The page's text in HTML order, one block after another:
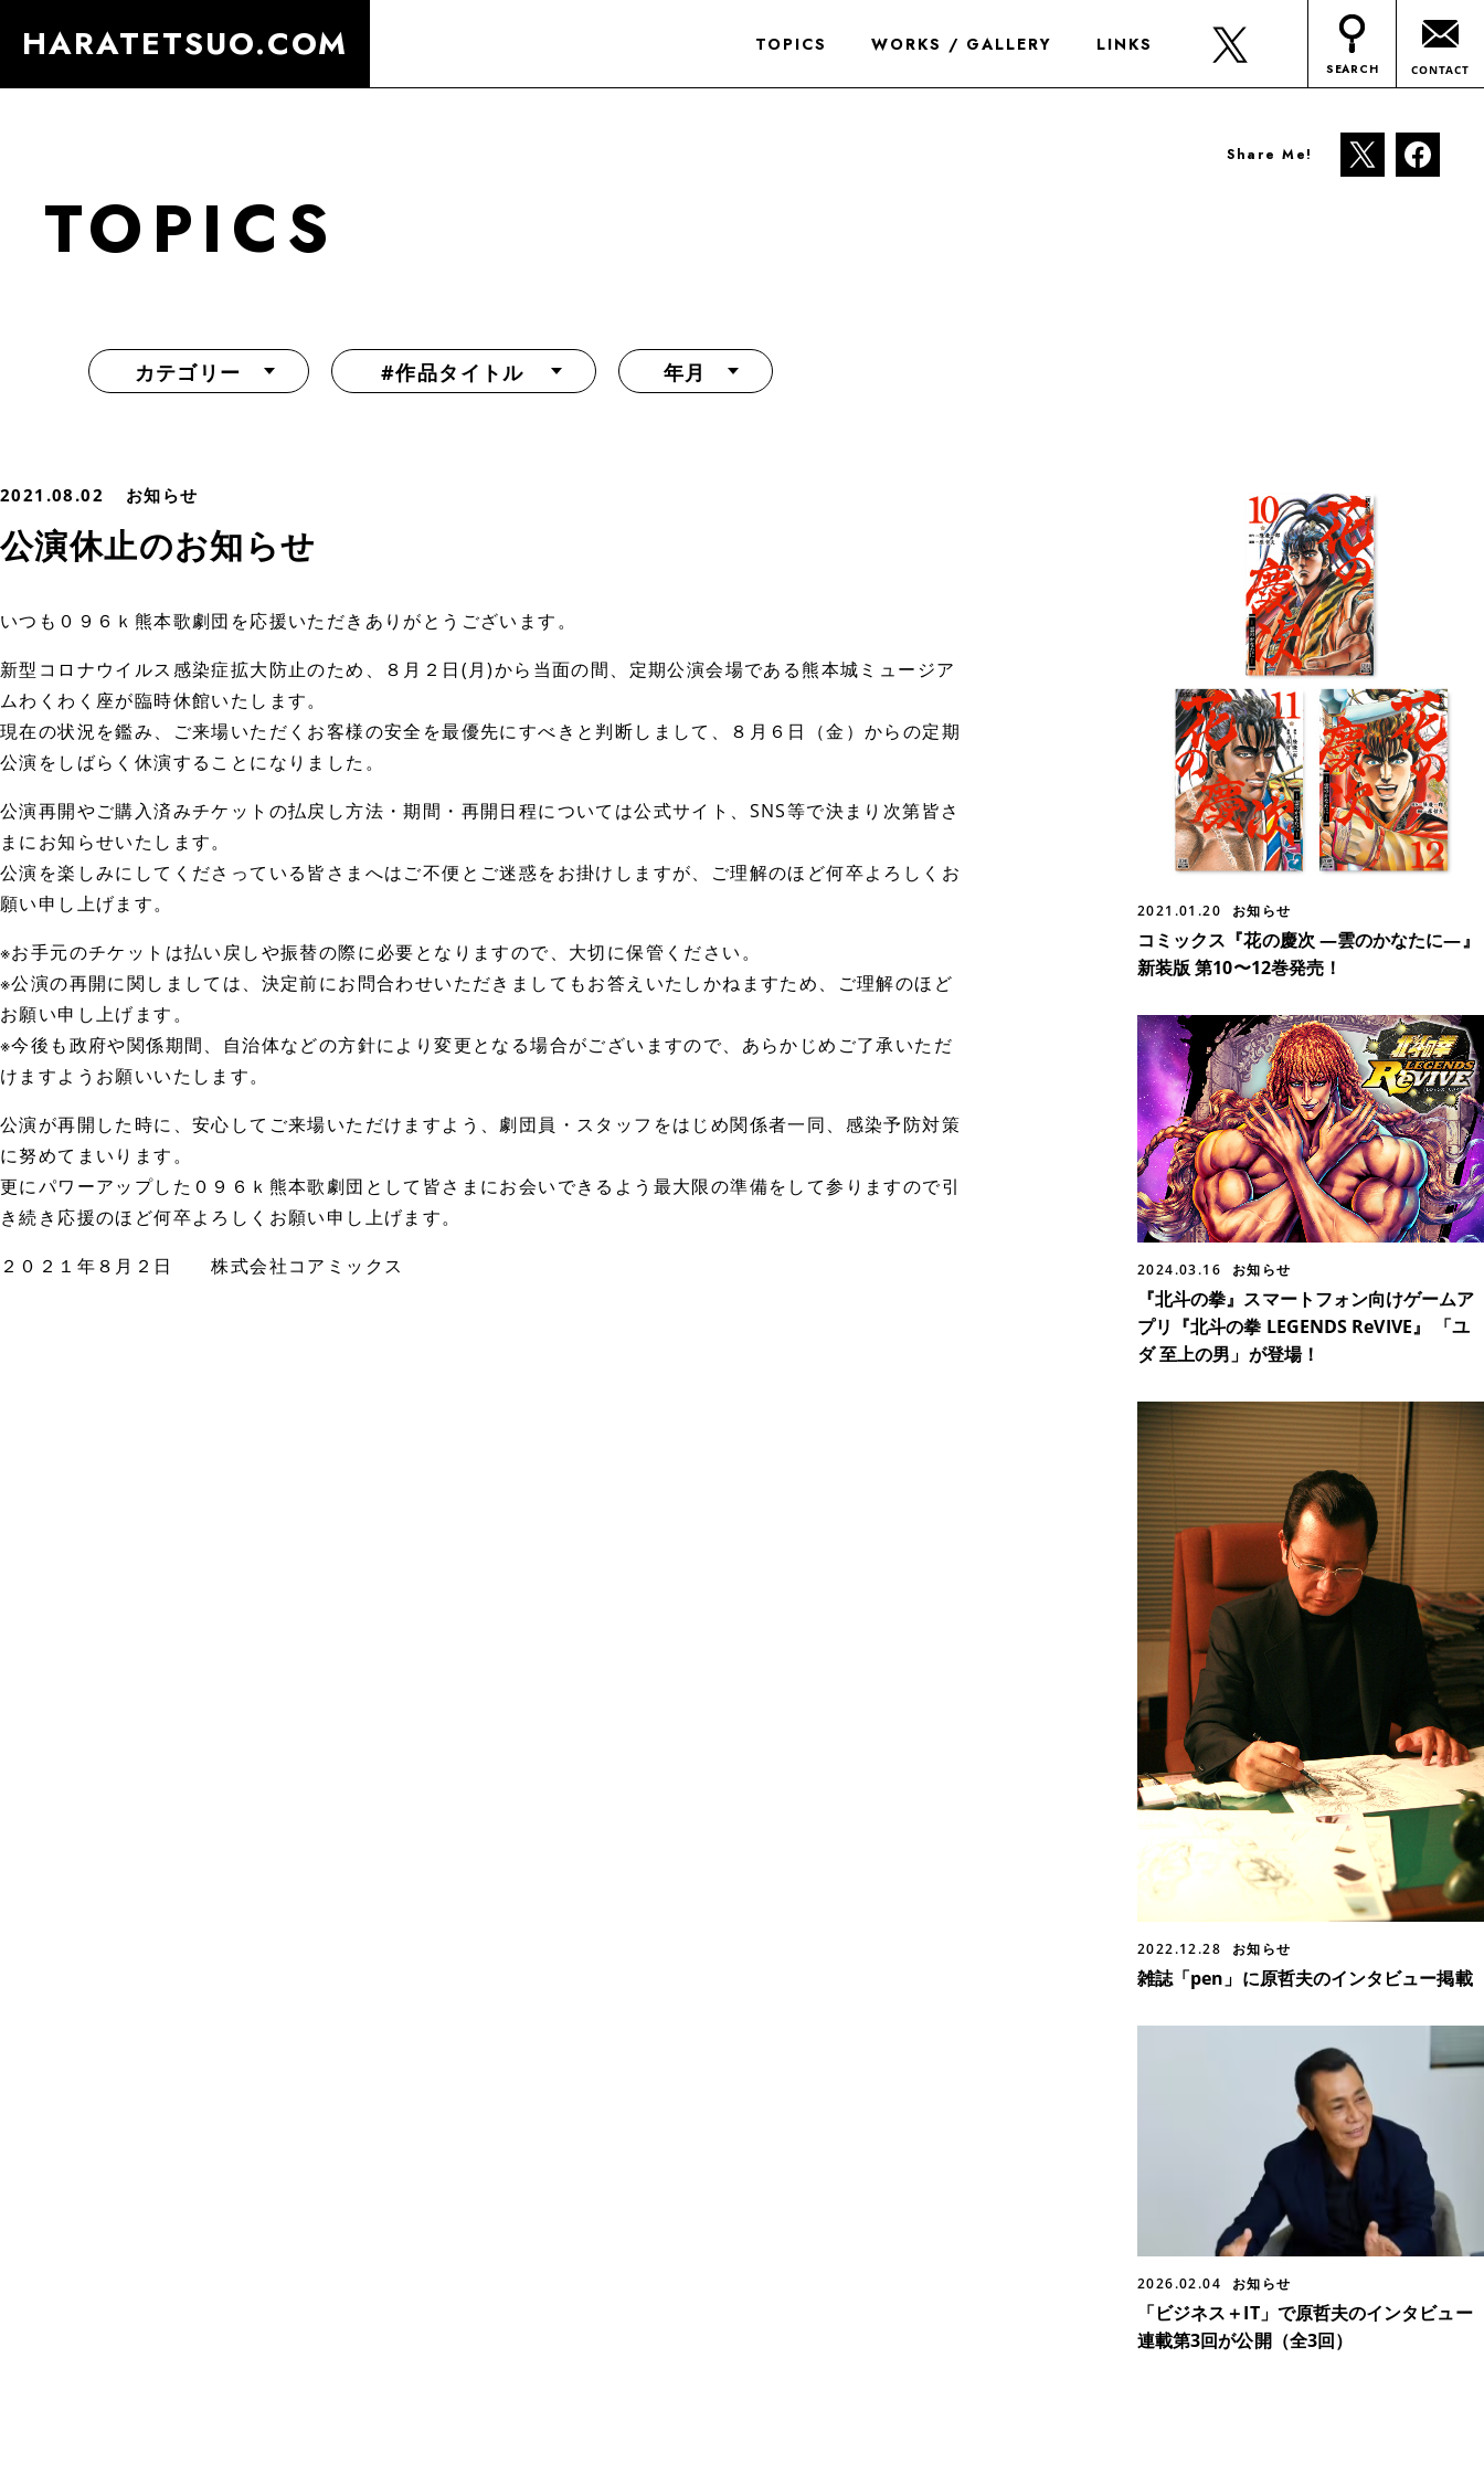
HARATETSUO.COM TOPICS WORKS / GALLERY LINKS
SEARCH CONTACT
Share Me!
TOPICS
カテゴリー #作品タイトル 年月
2021.08.02 お知らせ
公演休止のお知らせ
いつも０９６ｋ熊本歌劇団を応援いただきありがとうございます。
新型コロナウイルス感染症拡大防止のため、８月２日(月)から当面の間、定期公演会場である熊本城ミュージア
ムわくわく座が臨時休館いたします。
現在の状況を鑑み、ご来場いただくお客様の安全を最優先にすべきと判断しまして、８月６日（金）からの定期
公演をしばらく休演することになりました。
公演再開やご購入済みチケットの払戻し方法・期間・再開日程については公式サイト、SNS等で決まり次第皆さ
まにお知らせいたします。
公演を楽しみにしてくださっている皆さまへはご不便とご迷惑をお掛けしますが、ご理解のほど何卒よろしくお
願い申し上げます。
※お手元のチケットは払い戻しや振替の際に必要となりますので、大切に保管ください。
※公演の再開に関しましては、決定前にお問合わせいただきましてもお答えいたしかねますため、ご理解のほど
お願い申し上げます。
※今後も政府や関係期間、自治体などの方針により変更となる場合がございますので、あらかじめご了承いただ
けますようお願いいたします。
公演が再開した時に、安心してご来場いただけますよう、劇団員・スタッフをはじめ関係者一同、感染予防対策
に努めてまいります。
更にパワーアップした０９６ｋ熊本歌劇団として皆さまにお会いできるよう最大限の準備をして参りますので引
き続き応援のほど何卒よろしくお願い申し上げます。
２０２１年８月２日 株式会社コアミックス
2021.01.20 お知らせ
コミックス『花の慶次 ―雲のかなたに―』
新装版 第10〜12巻発売！
2024.03.16 お知らせ
『北斗の拳』スマートフォン向けゲームア
プリ『北斗の拳 LEGENDS ReVIVE』 「ユ
ダ 至上の男」が登場！
2022.12.28 お知らせ
雑誌「pen」に原哲夫のインタビュー掲載
2026.02.04 お知らせ
「ビジネス＋IT」で原哲夫のインタビュー
連載第3回が公開（全3回）